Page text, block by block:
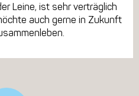
Leine, ist sehr verträglich
auch gerne in Zukunft